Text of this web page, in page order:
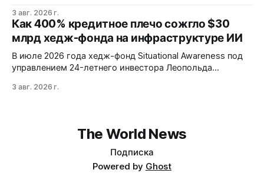
1M токенов. При типичной агентной нагрузке модель
обходится в $0,0096 за запуск против $0,7324 у Claude
Opus 4.8, но уступает в задачах с vision и comp…
3 авг. 2026 г.
Как 400% кредитное плечо сожгло $30
млрд хедж-фонда на инфраструктуре ИИ
В июле 2026 года хедж-фонд Situational Awareness под
управлением 24-летнего инвестора Леопольда
потеряв $30 млрд за месяц. Причина — маржин-коллы
3 авг. 2026 г.
The World News
Подписка
Powered by Ghost